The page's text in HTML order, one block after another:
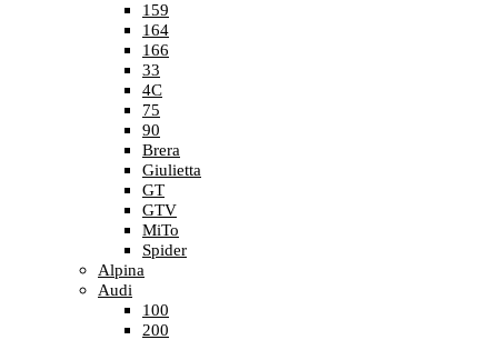
159
164
166
33
4C
75
90
Brera
Giulietta
GT
GTV
MiTo
Spider
Alpina
Audi
100
200